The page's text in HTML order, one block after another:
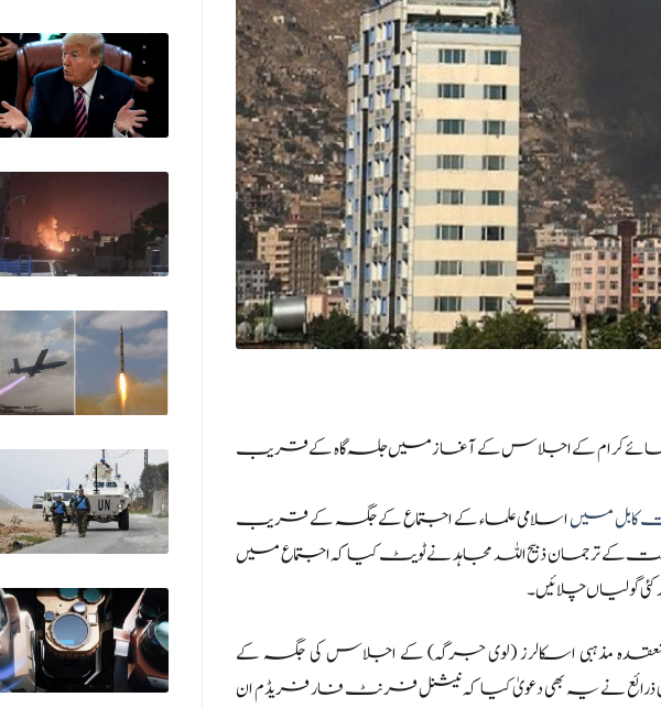
علمائے کرام کے اجلاس کے آغاز میں جلسہ گاہ کے قریب
کابل میںاسلامی علماء کے اجتماع کے جگہ کے قریب
کے ترجمان ذبیح اللہ مجاہد نے ٹویٹ کیا کہ اجتماع میں
گولیاں چلائیں۔
مذہبی اسکالرز (لوی جرگہ) کے اجلاس کی جگہ کے
نے یہ بھی دعویٰ کیا کہ نیشنل فرنٹ فار فریڈم ان